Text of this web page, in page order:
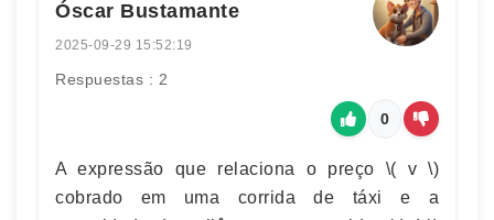
Óscar Bustamante
2025-09-29 15:52:19
Respuestas : 2
0
A expressão que relaciona o preço \( v \)
cobrado em uma corrida de táxi e a